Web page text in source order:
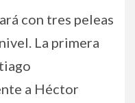
con tres peleas
La primera
a Héctor